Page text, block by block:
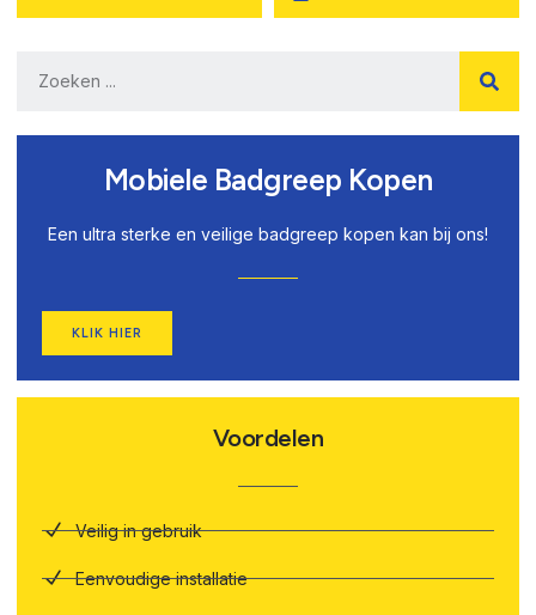
Mobiele Badgreep Kopen
Een ultra sterke en veilige badgreep kopen kan bij ons!
KLIK HIER
Voordelen
Veilig in gebruik
Eenvoudige installatie